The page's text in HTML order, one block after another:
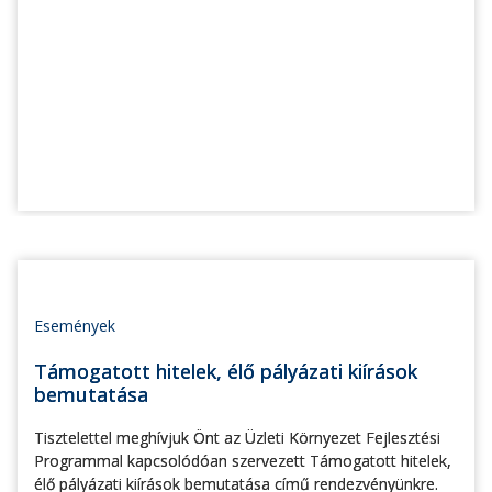
Események
Támogatott hitelek, élő pályázati kiírások
bemutatása
Tisztelettel meghívjuk Önt az Üzleti Környezet Fejlesztési
Programmal kapcsolódóan szervezett Támogatott hitelek,
élő pályázati kiírások bemutatása című rendezvényünkre.